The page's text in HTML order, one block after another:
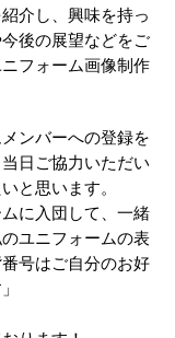
介し、興味を持っ
後の展望などをご
フォーム画像制作
ンバーへの登録を
日ご協力いただい
と思います。
に入団して、一緒
ユニフォームの表
号はご自分のお好